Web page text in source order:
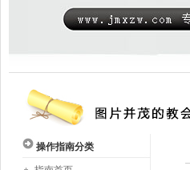
昕竹轩网站设计-专注网站建设
操作指南分类